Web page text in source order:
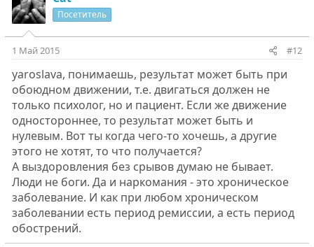
Посетитель
1 Май 2015 #12
yaroslava, понимаешь, результат может быть при
обоюдном движении, т.е. двигаться должен не
только психолог, но и пациент. Если же движение
одностороннее, то результат может быть и
нулевым. Вот ты когда чего-то хочешь, а другие
этого не хотят, то что получается?
А выздоровления без срывов думаю не бывает.
Люди не боги. Да и наркомания - это хроническое
заболевание. И как при любом хроническом
заболевании есть период ремиссии, а есть период
обострений.